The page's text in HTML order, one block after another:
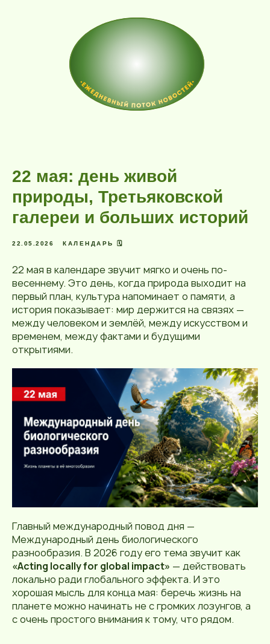
22 мая: день живой
природы, Третьяковской
галереи и больших историй
22.05.2026 КАЛЕНДАРЬ 🗓️
22 мая в календаре звучит мягко и очень по-
весеннему. Это день, когда природа выходит на
первый план, культура напоминает о памяти, а
история показывает: мир держится на связях —
между человеком и землёй, между искусством и
временем, между фактами и будущими
открытиями.
Главный международный повод дня —
Международный день биологического
разнообразия. В 2026 году его тема звучит как
«Acting locally for global impact» — действовать
локально ради глобального эффекта. И это
хорошая мысль для конца мая: беречь жизнь на
планете можно начинать не с громких лозунгов, а
с очень простого внимания к тому, что рядом.